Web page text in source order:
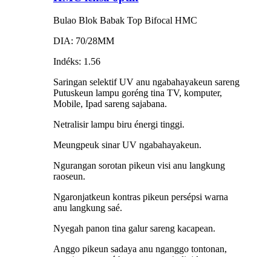
Bulao Blok Babak Top Bifocal HMC
DIA: 70/28MM
Indéks: 1.56
Saringan selektif UV anu ngabahayakeun sareng
Putuskeun lampu goréng tina TV, komputer,
Mobile, Ipad sareng sajabana.
Netralisir lampu biru énergi tinggi.
Meungpeuk sinar UV ngabahayakeun.
Ngurangan sorotan pikeun visi anu langkung
raoseun.
Ngaronjatkeun kontras pikeun persépsi warna
anu langkung saé.
Nyegah panon tina galur sareng kacapean.
Anggo pikeun sadaya anu nganggo tontonan,